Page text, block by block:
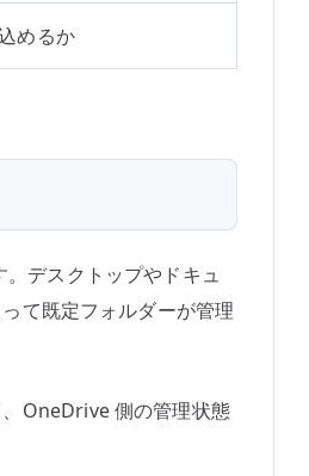
めるか
デスクトップやドキュ
て既定フォルダーが管理
OneDrive 側の管理状態